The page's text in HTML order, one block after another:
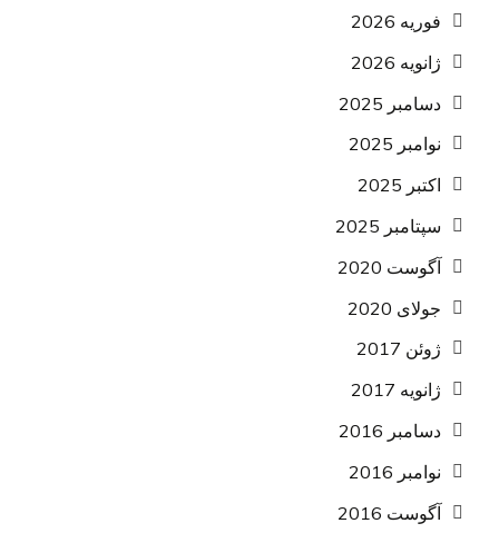
فوریه 2026
ژانویه 2026
دسامبر 2025
نوامبر 2025
اکتبر 2025
سپتامبر 2025
آگوست 2020
جولای 2020
ژوئن 2017
ژانویه 2017
دسامبر 2016
نوامبر 2016
آگوست 2016